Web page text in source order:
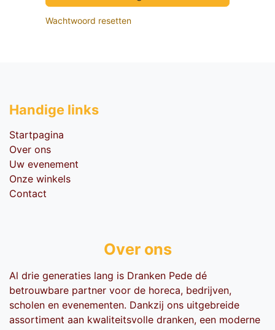
Wachtwoord resetten
Handige li​nks
Startpagina
Over ons
Uw evenement
Onze winkels
Contact
Over ons
Al drie generaties lang is Dranken Pede dé
betrouwbare partner voor de horeca, bedrijven,
scholen en evenementen. Dankzij ons uitgebreide
assortiment aan kwaliteitsvolle dranken, een moderne